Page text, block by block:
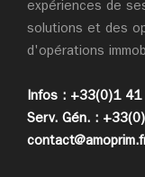
expériences de
solutions et des
d'opérations
Infos : +33(0)1
Serv. Gén. :